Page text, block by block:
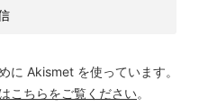
に Akismet を使っています。
こちらをご覧ください。